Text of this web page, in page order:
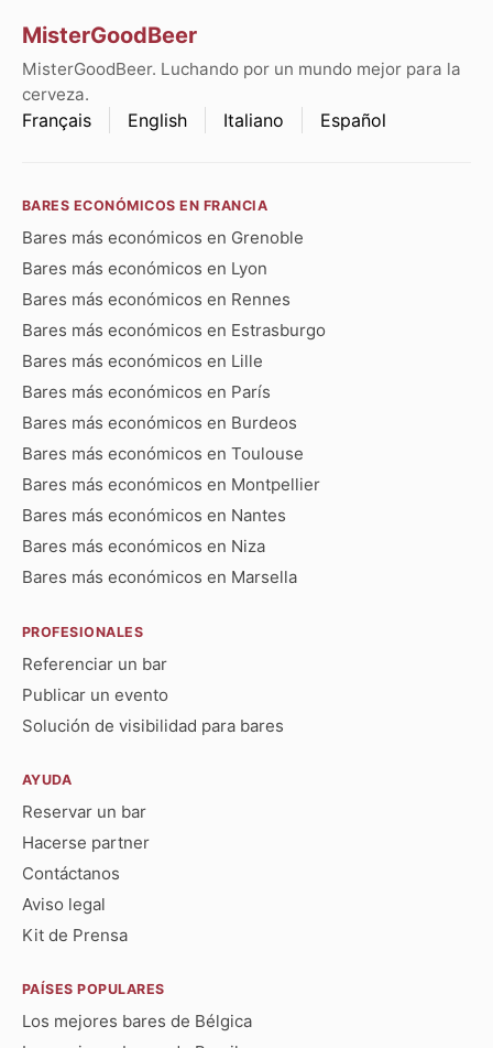
MisterGoodBeer
MisterGoodBeer. Luchando por un mundo mejor para la
cerveza.
Français English Italiano Español
BARES ECONÓMICOS EN FRANCIA
Bares más económicos en Grenoble
Bares más económicos en Lyon
Bares más económicos en Rennes
Bares más económicos en Estrasburgo
Bares más económicos en Lille
Bares más económicos en París
Bares más económicos en Burdeos
Bares más económicos en Toulouse
Bares más económicos en Montpellier
Bares más económicos en Nantes
Bares más económicos en Niza
Bares más económicos en Marsella
PROFESIONALES
Referenciar un bar
Publicar un evento
Solución de visibilidad para bares
AYUDA
Reservar un bar
Hacerse partner
Contáctanos
Aviso legal
Kit de Prensa
PAÍSES POPULARES
Los mejores bares de Bélgica